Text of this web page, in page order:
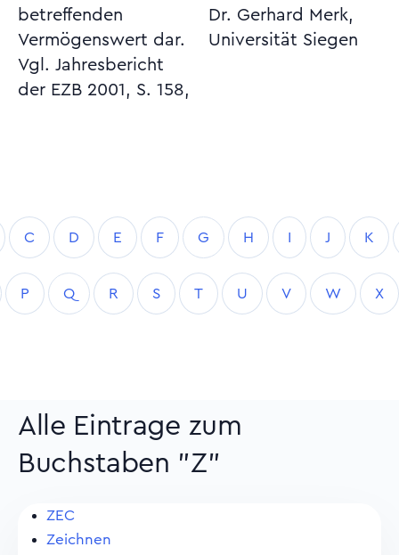
betreffenden
Vermögenswert dar.
Vgl. Jahresbericht
der EZB 2001, S. 158,
Dr. Gerhard Merk,
Universität Siegen
C D E F G H I J K
P Q R S T U V W X
Alle Eintrage zum
Buchstaben "Z"
ZEC
Zeichnen